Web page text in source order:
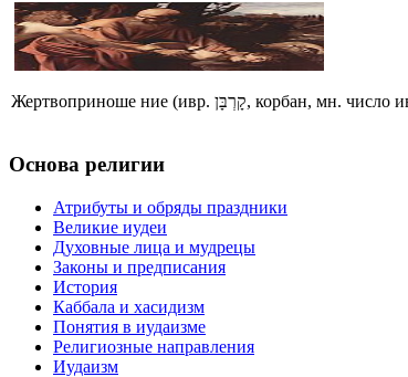
Основа религии
Атрибуты и обряды праздники
Великие иудеи
Духовные лица и мудрецы
Законы и предписания
История
Каббала и хасидизм
Понятия в иудаизме
Религиозные направления
Иудаизм